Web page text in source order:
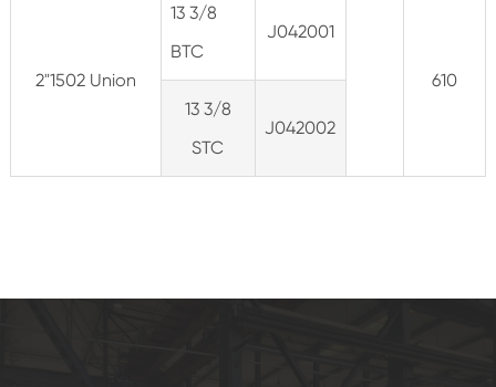
2"1502 Union
13 3/8
BTC
J042001
610
13 3/8
STC
J042002